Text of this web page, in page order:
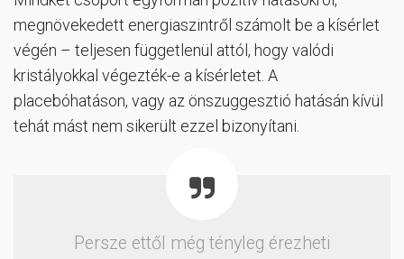
megnövekedett energiaszintről számolt be a kísérlet
végén – teljesen függetlenül attól, hogy valódi
kristályokkal végezték-e a kísérletet. A
placebóhatáson, vagy az önszuggesztió hatásán kívül
tehát mást nem sikerült ezzel bizonyítani.
Persze ettől még tényleg érezheti